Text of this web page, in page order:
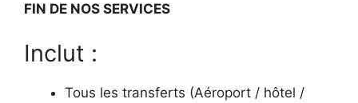
FIN DE NOS SERVICES
Inclut :
Tous les transferts (Aéroport / hôtel /